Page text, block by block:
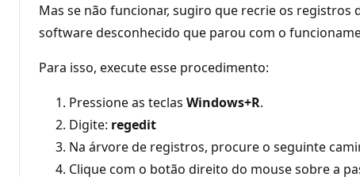
Mas se não funcionar, sugiro que recrie os registros
software desconhecido que parou com o
Para isso, execute esse procedimento:
Pressione as teclas Windows+R.
Digite: regedit
Na árvore de registros, procure o seguinte
Clique com o botão direito do mouse sobre a